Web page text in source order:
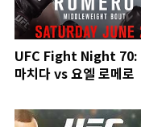
UFC Fight Night 70:
마치다 vs 요엘 로메로